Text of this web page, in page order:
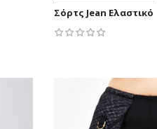
Σόρτς Jean Ελαστικό